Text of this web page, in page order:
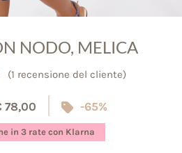
NODO, MELICA
(1 recensione del cliente)
78,00 -65%
in 3 rate con Klarna